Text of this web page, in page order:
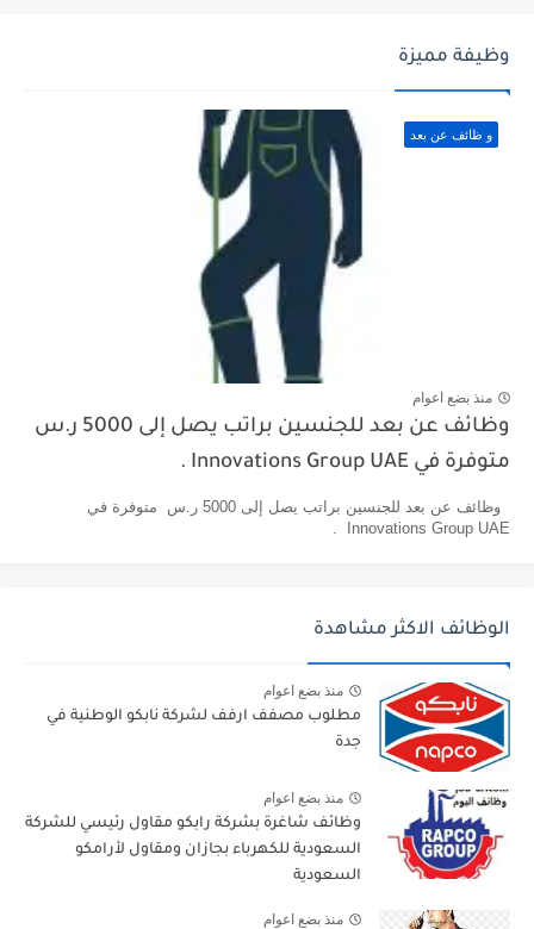
وظيفة مميزة
و ظائف عن بعد
منذ بضع اعوام
وظائف عن بعد للجنسين براتب يصل إلى 5000 ر.س
متوفرة في Innovations Group UAE .
وظائف عن بعد للجنسين براتب يصل إلى 5000 ر.س متوفرة في
Innovations Group UAE .
الوظائف الاكثر مشاهدة
منذ بضع اعوام
مطلوب مصفف ارفف لشركة نابكو الوطنية في
جدة
منذ بضع اعوام
وظائف شاغرة بشركة رابكو مقاول رئيسي للشركة
السعودية للكهرباء بجازان ومقاول لأرامكو
السعودية
منذ بضع اعوام